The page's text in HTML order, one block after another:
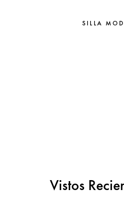
SILLA
Vistos